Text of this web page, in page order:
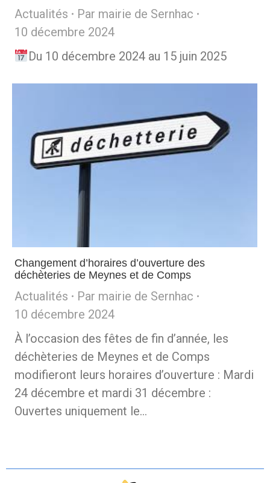
Actualités Par mairie de Sernhac
10 décembre 2024
Du 10 décembre 2024 au 15 juin 2025
Changement d’horaires d’ouverture des
déchèteries de Meynes et de Comps
Actualités Par mairie de Sernhac
10 décembre 2024
À l’occasion des fêtes de fin d’année, les
déchèteries de Meynes et de Comps
modifieront leurs horaires d’ouverture : Mardi
24 décembre et mardi 31 décembre :
Ouvertes uniquement le…